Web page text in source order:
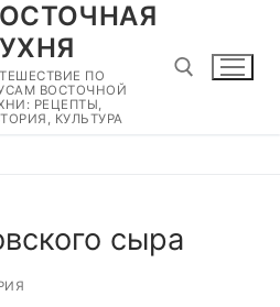
ПО
ВОСТОЧНОЙ
РЕЦЕПТЫ,
КУЛЬТУРА
сыра